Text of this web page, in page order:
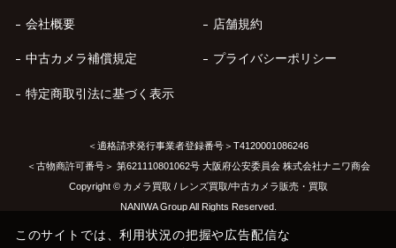
会社概要 店舗規約
中古カメラ補償規定 プライバシーポリシー
特定商取引法に基づく表示
＜適格請求発行事業者登録番号＞T4120001086246
＜古物商許可番号＞ 第621110801062号 大阪府公安委員会 株式会社ナニワ商会
Copyright © カメラ買取 / レンズ買取/中古カメラ販売・買取
NANIWA Group All Rights Reserved.
このサイトでは、利用状況の把握や広告配信な